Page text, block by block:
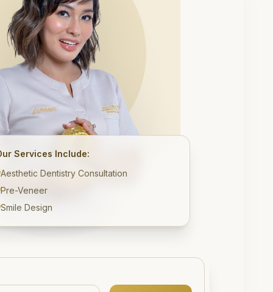
Services Include:
Aesthetic Dentistry Consultation
Pre-Veneer
Smile Design